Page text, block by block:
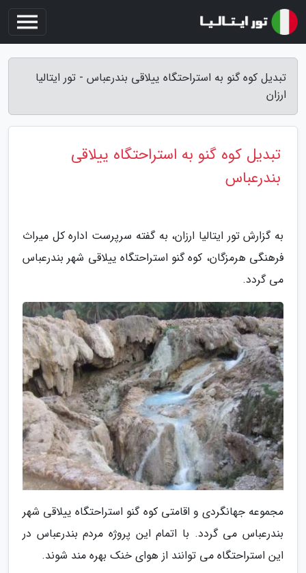
تبدیل کوه گنو به استراحتگاه ییلاقی بندرعباس - تور ایتالیا
ارزان
تبدیل کوه گنو به استراحتگاه ییلاقی
بندرعباس
به گزارش تور ایتالیا ارزان، به گفته سرپرست اداره کل میراث
فرهنگی هرمزگان، کوه گنو استراحتگاه ییلاقی شهر بندرعباس
می گردد.
مجموعه جهانگردی و اقامتی کوه گنو استراحتگاه ییلاقی شهر
بندرعباس می گردد. با اتمام این پروژه مردم بندرعباس در
این استراحتگاه می توانند از هوای خنک بهره مند شوند.